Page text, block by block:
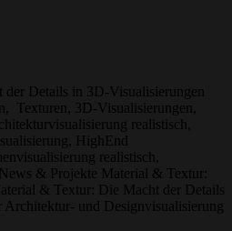
Details in 3D-Visualisierungen
Texturen, 3D-Visualisierungen,
realistisch,
HighEnd
realistisch,
& Projekte Material & Textur:
& Textur: Die Macht der Details
und Designvisualisierung